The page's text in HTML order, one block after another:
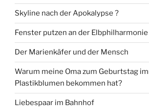
Skyline nach der Apokalypse ?
Fenster putzen an der Elbphilharmonie
Der Marienkäfer und der Mensch
Warum meine Oma zum Geburtstag
Plastikblumen bekommen hat?
Liebespaar im Bahnhof